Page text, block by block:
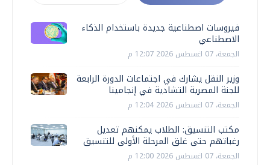
فيروسات اصطناعية جديدة باستخدام الذكاء
الاصطناعي
الجمعة، 07 اغسطس 2026 12:07 م
وزير النقل يشارك في اجتماعات الدورة الرابعة
للجنة المصرية التشادية في إنجامينا
الجمعة، 07 اغسطس 2026 12:04 م
مكتب التنسيق: الطلاب يمكنهم تعديل
رغباتهم حتى غلق المرحلة الأولى للتنسيق
الجمعة، 07 اغسطس 2026 12:00 م